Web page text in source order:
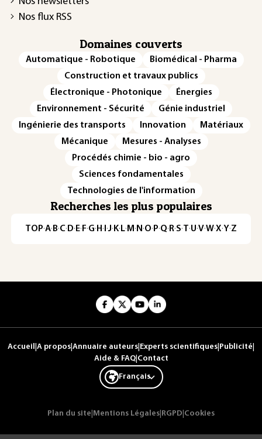
Nos flux RSS
Domaines couverts
Automatique - Robotique
Biomédical - Pharma
Construction et travaux publics
Électronique - Photonique
Énergies
Environnement - Sécurité
Génie industriel
Ingénierie des transports
Innovation
Matériaux
Mécanique
Mesures - Analyses
Procédés chimie - bio - agro
Sciences fondamentales
Technologies de l'information
Recherches les plus populaires
TOP·A·B·C· D· E· F·G· H · ·J· K· L· M · N ·O· P·Q· R·S·T·U·V·W·X·Y·Z
Accueil A propos Annuaire auteurs Experts scientifiques Publicité
Aide & FAQ| Contact
Français
Plan du site Mentions Légales RGPD Cookies